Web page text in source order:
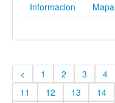
Informacion Mapa
< 1 2 3 4
11
12 13 14